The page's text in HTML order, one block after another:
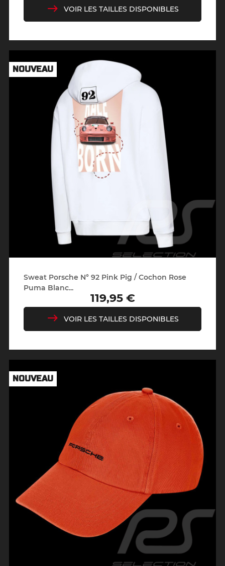
VOIR LES TAILLES DISPONIBLES
Sweat Porsche N° 92 Pink Pig / Cochon Rose
Puma Blanc...
Prix
119,95 €
VOIR LES TAILLES DISPONIBLES
NOUVEAU
NOUVEAU